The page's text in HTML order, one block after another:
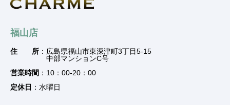
福山店
住 所 ：広島県福山市東深津町3丁目5-15
中部マンションC号
営業時間 ：10：00-20：00
定休日 ：水曜日